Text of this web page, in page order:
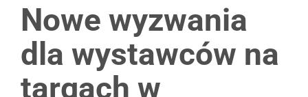
Nowe wyzwania
dla wystawców na
targach w